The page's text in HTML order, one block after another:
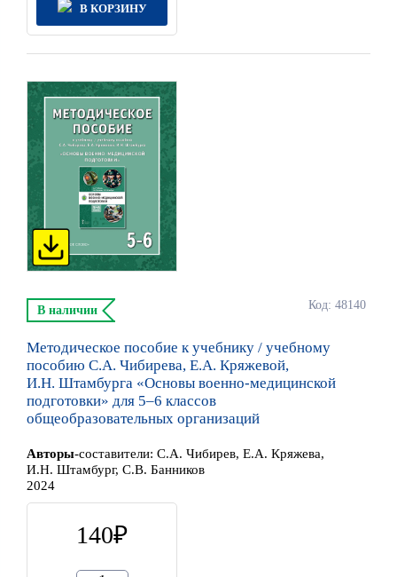
В КОРЗИНУ
Код: 48140
В наличии
Методическое пособие к учебнику / учебному
пособию С.А. Чибирева, Е.А. Кряжевой,
И.Н. Штамбурга «Основы военно-медицинской
подготовки» для 5–6 классов
общеобразовательных организаций
Авторы-составители: С.А. Чибирев, Е.А. Кряжева,
И.Н. Штамбург, С.В. Банников
2024
140